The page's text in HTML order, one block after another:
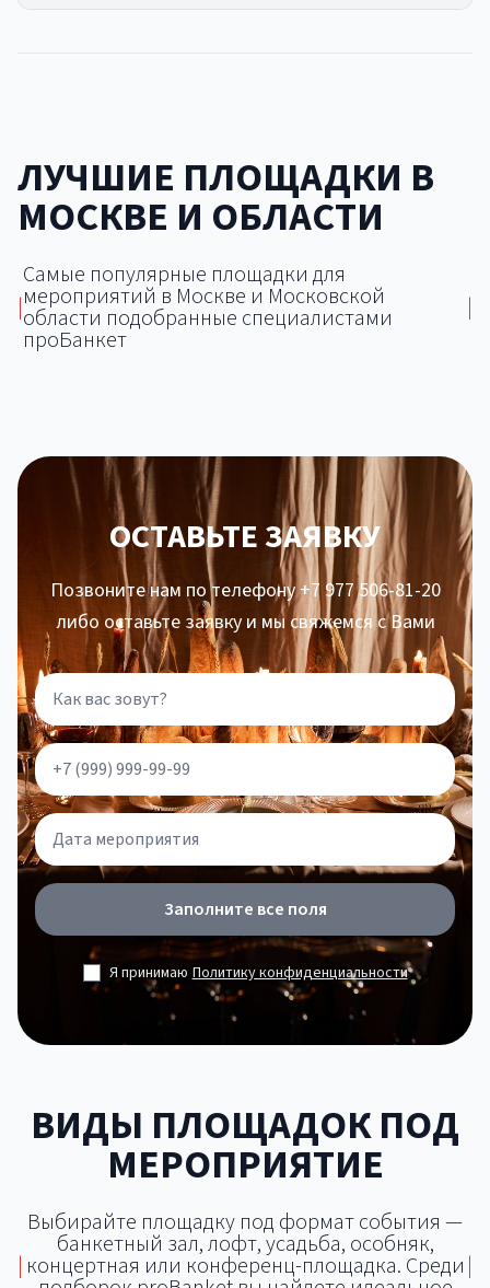
ЛУЧШИЕ ПЛОЩАДКИ В
МОСКВЕ И ОБЛАСТИ
|
Самые популярные площадки для
мероприятий в Москве и Московской
области подобранные специалистами
проБанкет
|
ОСТАВЬТЕ ЗАЯВКУ
Позвоните нам по телефону +7 977 506-81-20
либо оставьте заявку и мы свяжемся с Вами
Заполните все поля
Я принимаю Политику конфиденциальности
ВИДЫ ПЛОЩАДОК ПОД
МЕРОПРИЯТИЕ
|
Выбирайте площадку под формат события —
банкетный зал, лофт, усадьба, особняк,
концертная или конференц-площадка. Среди |